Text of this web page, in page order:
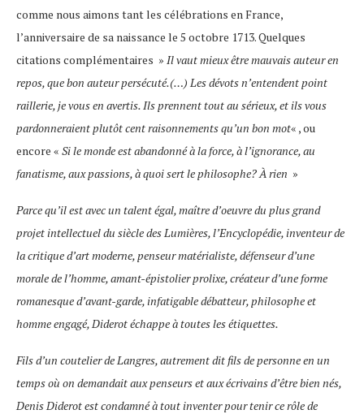
comme nous aimons tant les célébrations en France,
l’anniversaire de sa naissance le 5 octobre 1713. Quelques
citations complémentaires » Il vaut mieux être mauvais auteur en
repos, que bon auteur persécuté.(…) Les dévots n’entendent point
raillerie, je vous en avertis. Ils prennent tout au sérieux, et ils vous
pardonneraient plutôt cent raisonnements qu’un bon mot« , ou
encore « Si le monde est abandonné à la force, à l’ignorance, au
fanatisme, aux passions, à quoi sert le philosophe? À rien »
Parce qu’il est avec un talent égal, maître d’oeuvre du plus grand
projet intellectuel du siècle des Lumières, l’Encyclopédie, inventeur de
la critique d’art moderne, penseur matérialiste, défenseur d’une
morale de l’homme, amant-épistolier prolixe, créateur d’une forme
romanesque d’avant-garde, infatigable débatteur, philosophe et
homme engagé, Diderot échappe à toutes les étiquettes.
Fils d’un coutelier de Langres, autrement dit fils de personne en un
temps où on demandait aux penseurs et aux écrivains d’être bien nés,
Denis Diderot est condamné à tout inventer pour tenir ce rôle de